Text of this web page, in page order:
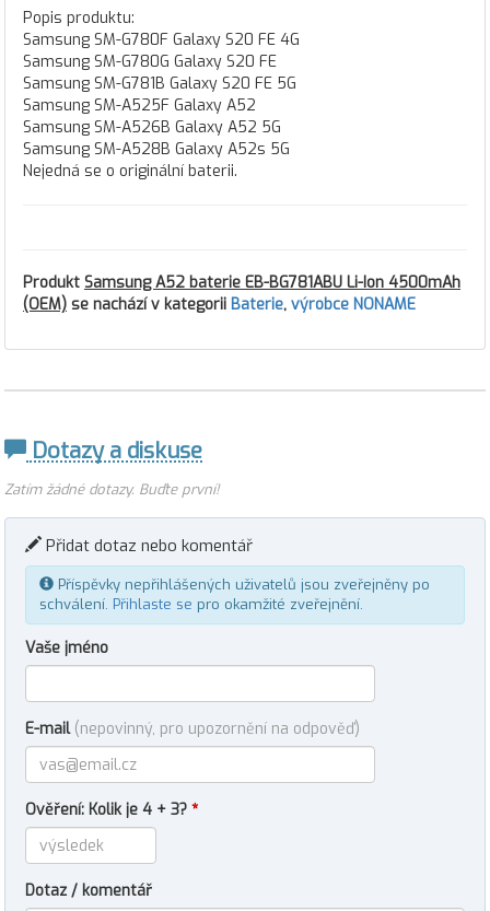
Popis produktu:
Samsung SM-G780F Galaxy S20 FE 4G
Samsung SM-G780G Galaxy S20 FE
Samsung SM-G781B Galaxy S20 FE 5G
Samsung SM-A525F Galaxy A52
Samsung SM-A526B Galaxy A52 5G
Samsung SM-A528B Galaxy A52s 5G
Nejedná se o originální baterii.
Produkt Samsung A52 baterie EB-BG781ABU Li-Ion 4500mAh
(OEM) se nachází v kategorii Baterie, výrobce NONAME
Dotazy a diskuse
Zatím žádné dotazy. Buďte první!
Přidat dotaz nebo komentář
Příspěvky nepřihlášených uživatelů jsou zveřejněny po
schválení. Přihlaste se pro okamžité zveřejnění.
Vaše jméno
E-mail (nepovinný, pro upozornění na odpověď)
Ověření: Kolik je 4 + 3? *
Dotaz / komentář